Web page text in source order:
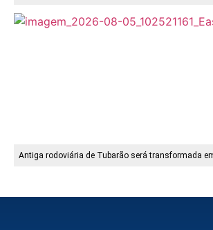
Antiga rodoviária de Tubarão será transformada